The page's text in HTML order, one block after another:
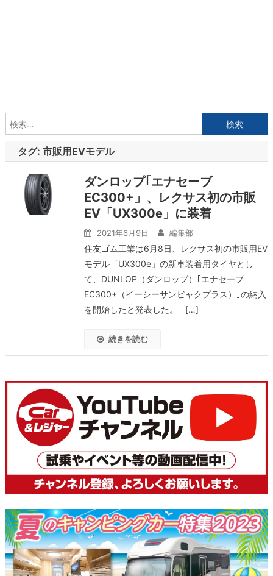
索:
タグ: 市販用EVモデル
ダンロップ｢エナセーブ
EC300+」、レクサス初の市販
EV「UX300e」に装着
2021年6月9日 編集部
住友ゴム工業は6月8日、レクサス初の市販用EV
モデル「UX300e」の新車装着用タイヤとし
て、DUNLOP（ダンロップ）｢エナセーブ
EC300+（イーシーサンビャクプラス）｣の納入
を開始したと発表した。 […]
続きを読む